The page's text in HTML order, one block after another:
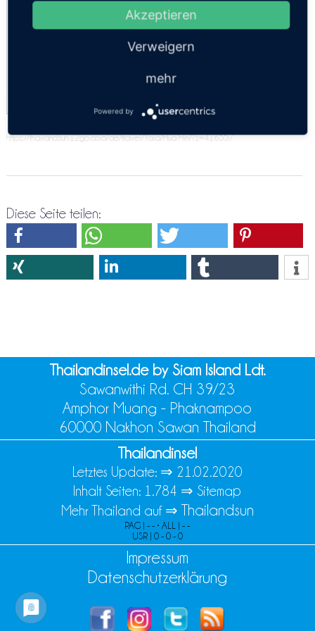
https://thailandsun.12go.asia/de/travel/Yala/Hua Hin/?z=416557
Diese Seite teilen:
Thailandinsel.de by Siam Island Ldt.
Sawanwithi Rd. CH 39/23
Amphor Muang - Phaknampoo
60000 Nakhon Sawan Thailand
Thailandinsel
Letztes Update: ⇒ 21.02.2020
Inhalt Seiten: 1.784 ⇒ Sitemap
Mehr Thailand auf ⇒ Thailandsun
PAG | - - • ALL | - -
USR | 0 - 0 - 0
Impressum
Datenschutzerklärung
Akzeptieren
Verweigern
mehr
Powered by